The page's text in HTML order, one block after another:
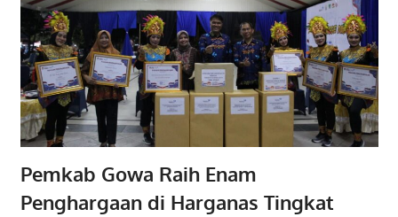
Pemkab Gowa Raih Enam
Penghargaan di Harganas Tingkat